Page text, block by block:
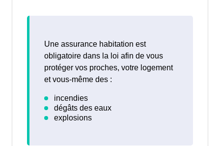
Une assurance habitation est
obligatoire dans la loi afin de vous
protéger vos proches, votre logement
et vous-même des :